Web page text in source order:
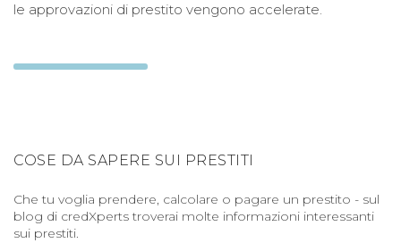
le approvazioni di prestito vengono accelerate.
COSE DA SAPERE SUI PRESTITI
Che tu voglia prendere, calcolare o pagare un prestito - sul
blog di credXperts troverai molte informazioni interessanti
sui prestiti.